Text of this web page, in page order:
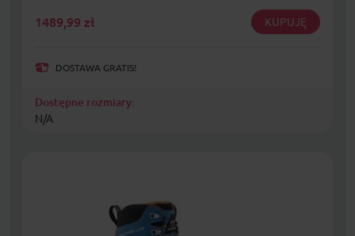
1489,99 zł KUPUJĘ
DOSTAWA GRATIS!
Dostępne rozmiary:
N/A